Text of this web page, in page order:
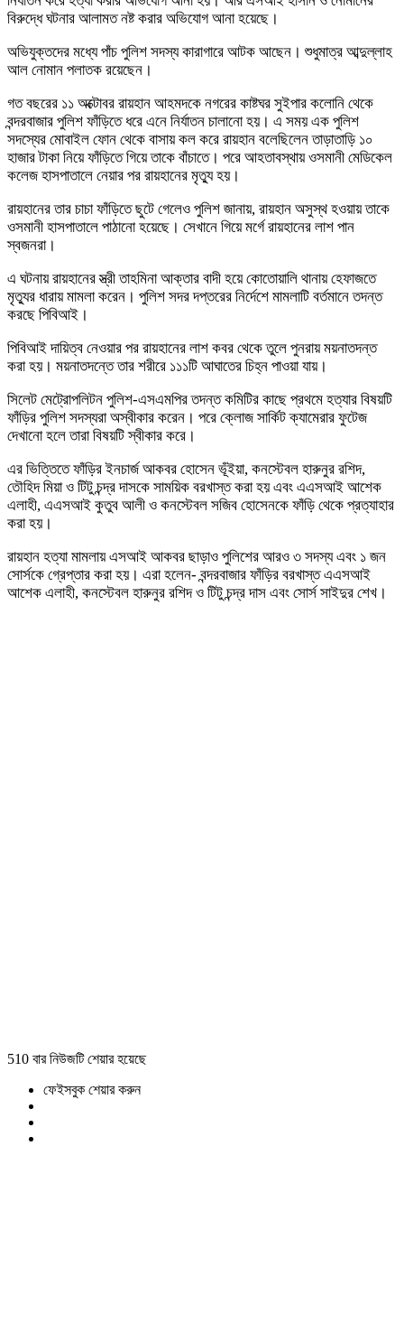
বিরুদ্ধে ঘটনার আলামত নষ্ট করার অভিযোগ আনা হয়েছে।
অভিযুক্তদের মধ্যে পাঁচ পুলিশ সদস্য কারাগারে আটক আছেন। শুধুমাত্র আব্দুল্লাহ
আল নোমান পলাতক রয়েছেন।
গত বছরের ১১ অক্টোবর রায়হান আহমদকে নগরের কাষ্টঘর সুইপার কলোনি থেকে
বন্দরবাজার পুলিশ ফাঁড়িতে ধরে এনে নির্যাতন চালানো হয়। এ সময় এক পুলিশ
সদস্যের মোবাইল ফোন থেকে বাসায় কল করে রায়হান বলেছিলেন তাড়াতাড়ি ১০
হাজার টাকা নিয়ে ফাঁড়িতে গিয়ে তাকে বাঁচাতে। পরে আহতাবস্থায় ওসমানী মেডিকেল
কলেজ হাসপাতালে নেয়ার পর রায়হানের মৃত্যু হয়।
রায়হানের তার চাচা ফাঁড়িতে ছুটে গেলেও পুলিশ জানায়, রায়হান অসুস্থ হওয়ায় তাকে
ওসমানী হাসপাতালে পাঠানো হয়েছে। সেখানে গিয়ে মর্গে রায়হানের লাশ পান
স্বজনরা।
এ ঘটনায় রায়হানের স্ত্রী তাহমিনা আক্তার বাদী হয়ে কোতোয়ালি থানায় হেফাজতে
মৃত্যুর ধারায় মামলা করেন। পুলিশ সদর দপ্তরের নির্দেশে মামলাটি বর্তমানে তদন্ত
করছে পিবিআই।
পিবিআই দায়িত্ব নেওয়ার পর রায়হানের লাশ কবর থেকে তুলে পুনরায় ময়নাতদন্ত
করা হয়। ময়নাতদন্তে তার শরীরে ১১১টি আঘাতের চিহ্ন পাওয়া যায়।
সিলেট মেট্রোপলিটন পুলিশ-এসএমপির তদন্ত কমিটির কাছে প্রথমে হত্যার বিষয়টি
ফাঁড়ির পুলিশ সদস্যরা অস্বীকার করেন। পরে ক্লোজ সার্কিট ক্যামেরার ফুটেজ
দেখানো হলে তারা বিষয়টি স্বীকার করে।
এর ভিত্তিতে ফাঁড়ির ইনচার্জ আকবর হোসেন ভূঁইয়া, কনস্টেবল হারুনুর রশিদ,
তৌহিদ মিয়া ও টিটু চন্দ্র দাসকে সাময়িক বরখাস্ত করা হয় এবং এএসআই আশেক
এলাহী, এএসআই কুতুব আলী ও কনস্টেবল সজিব হোসেনকে ফাঁড়ি থেকে প্রত্যাহার
করা হয়।
রায়হান হত্যা মামলায় এসআই আকবর ছাড়াও পুলিশের আরও ৩ সদস্য এবং ১ জন
সোর্সকে গ্রেপ্তার করা হয়। এরা হলেন- বন্দরবাজার ফাঁড়ির বরখাস্ত এএসআই
আশেক এলাহী, কনস্টেবল হারুনুর রশিদ ও টিটু চন্দ্র দাস এবং সোর্স সাইদুর শেখ।
510 বার নিউজটি শেয়ার হয়েছে
ফেইসবুক শেয়ার করুন